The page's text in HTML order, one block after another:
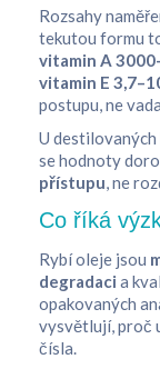
Rozsahy
tekutou formu
vitamin A
vitamin E
postupu, ne
U
se hodnoty
přístupu, ne
Co říká
Rybí oleje jsou
degradaci a
opakovaných
vysvětlují, proč
čísla.